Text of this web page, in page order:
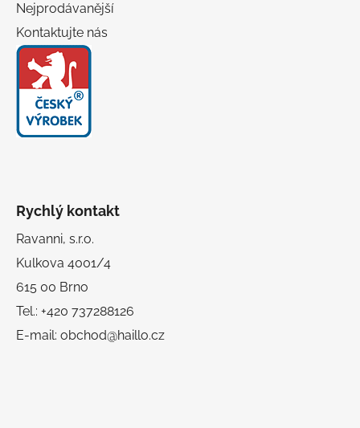
Nejprodávanější
Kontaktujte nás
Rychlý kontakt
Ravanni, s.r.o.
Kulkova 4001/4
615 00 Brno
Tel.: +420 737288126
E-mail: obchod@haillo.cz